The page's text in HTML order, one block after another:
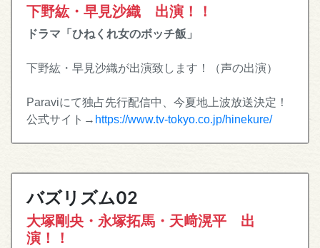
下野紘・早見沙織 出演！！
ドラマ「ひねくれ女のボッチ飯」
下野紘・早見沙織が出演致します！（声の出演）
Paraviにて独占先行配信中、今夏地上波放送決定！
公式サイト→ https://www.tv-tokyo.co.jp/hinekure/
バズリズム02
大塚剛央・永塚拓馬・天﨑滉平 出
演！！